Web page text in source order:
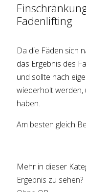
Fadenlifting
Da die Fäden sich
das Ergebnis des
und sollte nach
wiederholt werden,
haben.
Am besten gleich
Mehr in dieser
Ergebnis zu sehen?